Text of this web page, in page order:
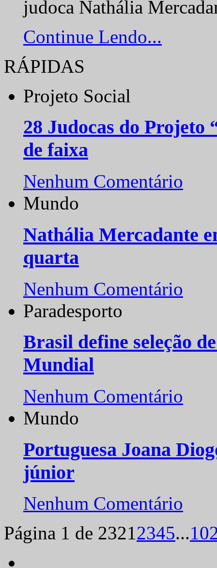
judoca Nathália
Continue Lendo...
RÁPIDAS
Projeto Social
28 Judocas do
de faixa
Nenhum Comentário
Mundo
Nathália Mercadante
quarta
Nenhum Comentário
Paradesporto
Brasil define seleção
Mundial
Nenhum Comentário
Mundo
Portuguesa Joana
júnior
Nenhum Comentário
Página 1 de 23212345...10